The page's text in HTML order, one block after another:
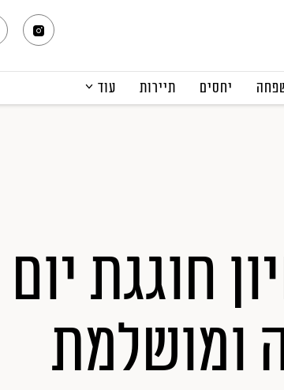
יחסים תיירות עוד
חוגגת יום
ומושלמת